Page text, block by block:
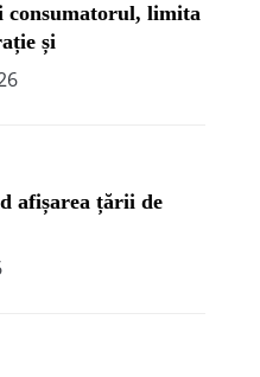
consumatorul, limita
și
afișarea țării de